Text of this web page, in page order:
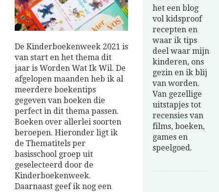
De Kinderboekenweek 2021 is
van start en het thema dit
jaar is Worden Wat Ik Wil. De
afgelopen maanden heb ik al
meerdere boekentips
gegeven van boeken die
perfect in dit thema passen.
Boeken over allerlei soorten
beroepen. Hieronder ligt ik
de Thematitels per
basisschool groep uit
geselecteerd door de
Kinderboekenweek.
Daarnaast geef ik nog een
het een blog
vol kidsproof
recepten en
waar ik tips
deel waar mijn
kinderen, ons
gezin en ik blij
van worden.
Van gezellige
uitstapjes tot
recensies van
films, boeken,
games en
speelgoed.